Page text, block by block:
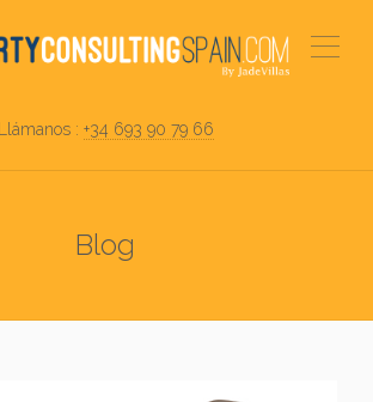
Llámanos : +34 693 90 79 66
Blog